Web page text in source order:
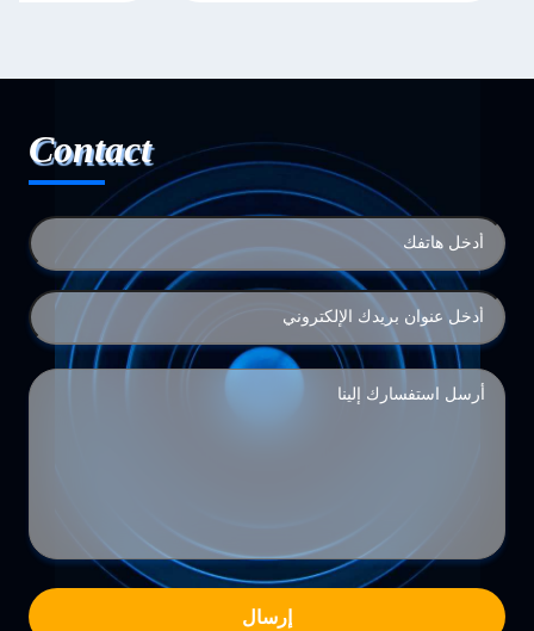
Contact
إرسال